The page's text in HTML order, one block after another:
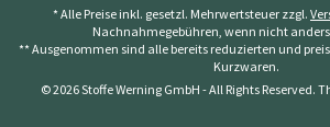
* Alle Preise inkl. gesetzl. Mehrwertsteuer zzgl.
Nachnahmegebühren, wenn nicht
** Ausgenommen sind alle bereits reduzierten und
Kurzwaren.
© 2026 Stoffe Werning GmbH - All Rights Reserved.